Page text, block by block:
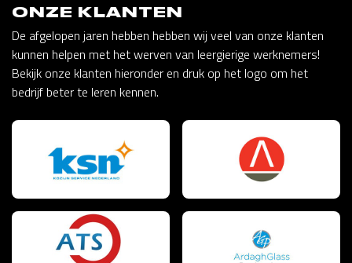
ONZE KLANTEN
De afgelopen jaren hebben hebben wij veel van onze klanten
kunnen helpen met het werven van leergierige werknemers!
Bekijk onze klanten hieronder en druk op het logo om het
bedrijf beter te leren kennen.